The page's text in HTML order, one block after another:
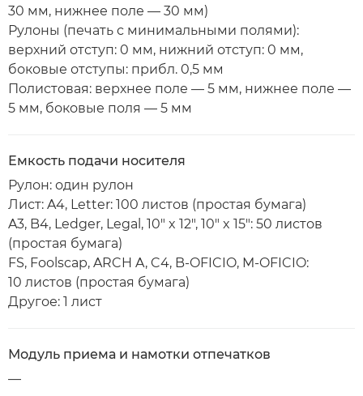
30 мм, нижнее поле — 30 мм)
Рулоны (печать с минимальными полями):
верхний отступ: 0 мм, нижний отступ: 0 мм,
боковые отступы: прибл. 0,5 мм
Полистовая: верхнее поле — 5 мм, нижнее поле —
5 мм, боковые поля — 5 мм
Емкость подачи носителя
Рулон: один рулон
Лист: A4, Letter: 100 листов (простая бумага)
A3, B4, Ledger, Legal, 10" x 12", 10" x 15": 50 листов
(простая бумага)
FS, Foolscap, ARCH A, C4, B-OFICIO, M-OFICIO:
10 листов (простая бумага)
Другое: 1 лист
Модуль приема и намотки отпечатков
—